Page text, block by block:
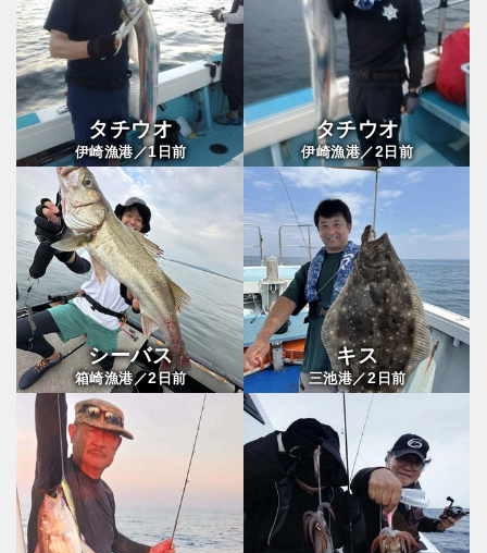
タチウオ
伊崎漁港／1 日前
タチウオ
伊崎漁港／2日前
シーバス
箱崎漁港／2日前
キス
三池港／2 日前